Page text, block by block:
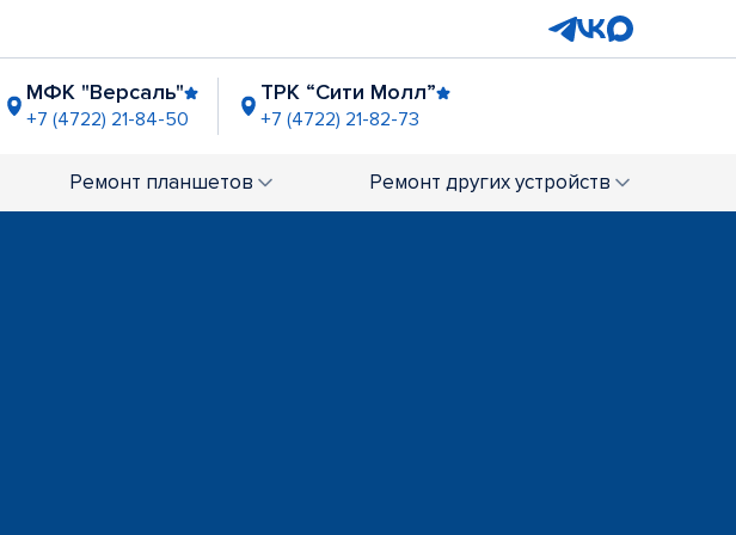
МФК "Версаль"
+7 (4722) 21-84-50
ТРК “Сити Молл”
+7 (4722) 21-82-73
Ремонт планшетов Ремонт других устройств